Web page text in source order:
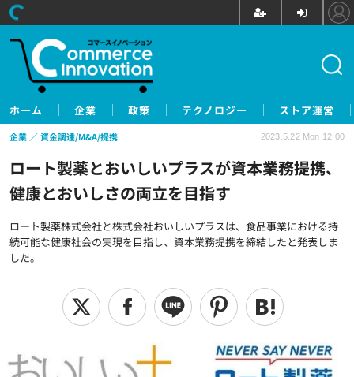
ホーム 企業 政策 テクノロジー ストア運営
ロート製薬とおいしいプラスが資本業務提携、
健康とおいしさの両立を目指す
ロート製薬株式会社と株式会社おいしいプラスは、食品事業における持
続可能な健康社会の実現を目指し、資本業務提携を締結したと発表しま
した。
企業 資金調達/M&A/提携 2023.5.22 Mon 12:00